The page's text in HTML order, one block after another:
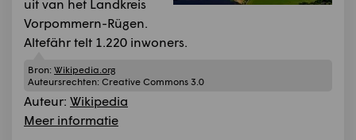
uit van het Landkreis
Vorpommern-Rügen.
Altefähr telt 1.220 inwoners.
Bron: Wikipedia.org
Auteursrechten: Creative Commons 3.0
Auteur: Wikipedia
Meer informatie